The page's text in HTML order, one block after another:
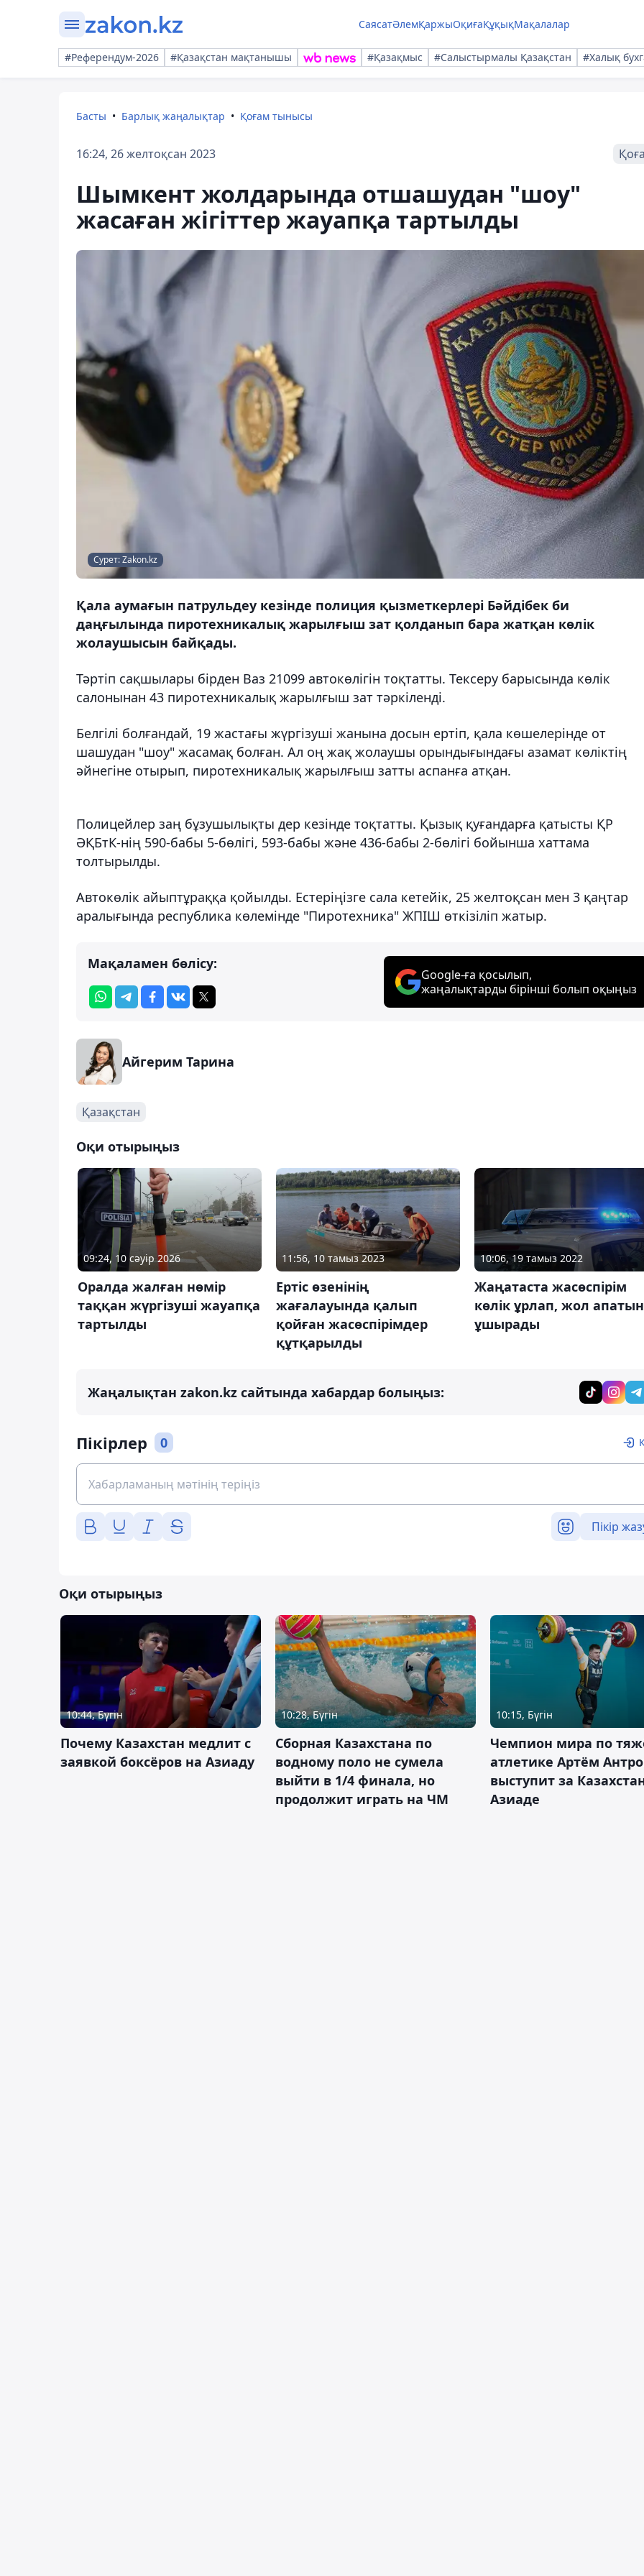
СаясатӘлемҚаржыОқиғаҚұқықМақалалар
#Референдум-2026 #Қазақстан мақтанышы #Қазақмыс #Салыстырмалы Қазақстан #Халық
Басты Барлық жаңалықтар Қоғам тынысы
16:24, 26 желтоқсан 2023
Шымкент жолдарында отшашудан "шоу"
жасаған жігіттер жауапқа тартылды
Сурет: Zakon.kz
Қала аумағын патрульдеу кезінде полиция қызметкерлері Бәйдібек би
даңғылында пиротехникалық жарылғыш зат қолданып бара жатқан көлік
жолаушысын байқады.
Тәртіп сақшылары бірден Ваз 21099 автокөлігін тоқтатты. Тексеру барысында көлік
салонынан 43 пиротехникалық жарылғыш зат тәркіленді.
Белгілі болғандай, 19 жастағы жүргізуші жанына досын ертіп, қала көшелерінде от
шашудан "шоу" жасамақ болған. Ал оң жақ жолаушы орындығындағы азамат көліктің
әйнегіне отырып, пиротехникалық жарылғыш затты аспанға атқан.
Полицейлер заң бұзушылықты дер кезінде тоқтатты. Қызық қуғандарға қатысты ҚР
ӘҚБтК-нің 590-бабы 5-бөлігі, 593-бабы және 436-бабы 2-бөлігі бойынша хаттама
толтырылды.
Автокөлік айыптұраққа қойылды. Естеріңізге сала кетейік, 25 желтоқсан мен 3 қаңтар
аралығында республика көлемінде "Пиротехника" ЖПІШ өткізіліп жатыр.
Мақаламен бөлісу:
Google-ға қосылып,
жаңалықтарды бірінші болып оқыңыз
Айгерим Тарина
Қазақстан
Оқи отырыңыз
09:24, 10 сәуір 2026
Оралда жалған нөмір
таққан жүргізуші жауапқа
тартылды
11:56, 10 тамыз 2023
Ертіс өзенінің
жағалауында қалып
қойған жасөспірімдер
құтқарылды
10:06, 19 тамыз 2022
Жаңатаста жасөспірім
көлік ұрлап, жол
ұшырады
Жаңалықтан zakon.kz сайтында хабардар болыңыз:
Пікірлер 0
Пікір
Оқи отырыңыз
10:44, Бүгін
Почему Казахстан медлит с
заявкой боксёров на Азиаду
10:28, Бүгін
Сборная Казахстана по
водному поло не сумела
выйти в 1/4 финала, но
продолжит играть на ЧМ
10:15, Бүгін
Чемпион мира по
атлетике Артём
выступит за
Азиаде